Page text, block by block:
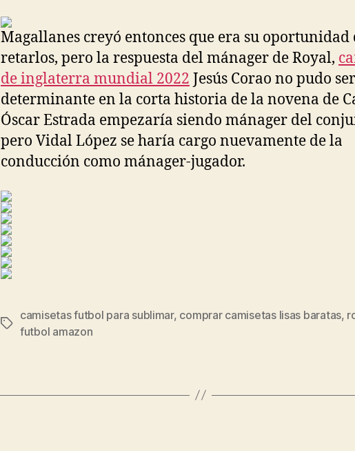
Magallanes creyó entonces que era su oportunidad
retarlos, pero la respuesta del mánager de Royal,
de inglaterra mundial 2022 Jesús Corao no pudo
determinante en la corta historia de la novena de
Óscar Estrada empezaría siendo mánager del
pero Vidal López se haría cargo nuevamente de la
conducción como mánager-jugador.
Etiquetas
camisetas futbol para sublimar, comprar camisetas lisas baratas,
futbol amazon